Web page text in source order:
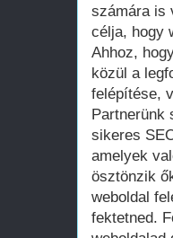
számára is
célja, hogy
Ahhoz,
közül a
felépítése,
Partnerünk
sikeres
amelyek
ösztönzik
weboldal
fektetned.